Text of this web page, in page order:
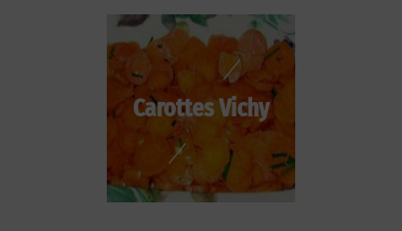
Carottes Vichy